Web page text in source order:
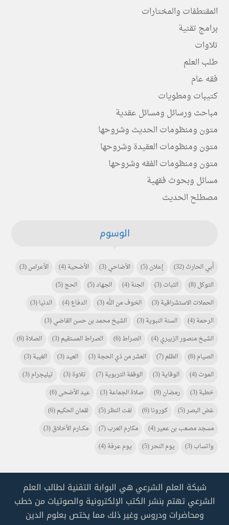
المقتطفات والمختارات
برامج تقنية
تلاوات
طلب العلم
فقه عام
كتيبات ومطويات
مباحث ورسائل ومسائل عقدية
متون ومنظومات الحديث وشروحها
متون ومنظومات العقيدة وشروحها
متون ومنظومات الفقه وشروحها
مسائل وبحوث فقهية
مصطلح الحديث
الوسوم
أبي الحارث(32) إعلان(5) الأضاحي(3) الأضحية(4) الأعراس(3)
التوكل(8) الثبات(3) الجنة(4) الجهاد(5) الحج(5)
الحملات الاستشراقية(3) الخوف من الله(3) الدفاع(4) الدنيا(3)
الرحمة(4) السنة النبوية(3) الشيخ محمد بن حسن القاضي(3)
الشيخ منصور الزبيري(4) الصراط(6) الصراط المستقيم(3) الصلاة(6)
الصيام(6) الظلم(7) العشر من ذي الحجة(3) العيد(3) الغيبة(3)
الموت(4) الوقاية(3) الوقفة التربوية(7) تلاوة(3) تيليجرام(3)
خطبة(3) رمضان(9) صلاة الجماعة(3) عيد الأضحى(6)
غض البصر(5) كورونا(6) لفت النظر(5) لقمان الحكيم(6)
مسجد مصعب بن عمير(4) مكارم العرب(7) مكـــارم الأخلاق(3)
واتساب(3) يوم النحر(5) يوم عرفة(4)
شبكة العلم الشرعي هي البوابة التقنية لطالب العلم
الشرعي تهتم بنشر الكتب الإلكترونية والصوتيات من خطب
ومحاضرات ودروس وغير ذلك مما يختص بعلوم الدين